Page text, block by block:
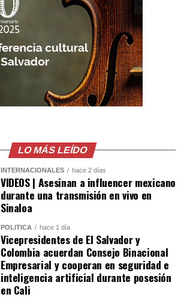
LO MÁS LEÍDO
INTERNACIONALES hace 2 días
VIDEOS | Asesinan a influencer mexicano
durante una transmisión en vivo en
Sinaloa
POLÍTICA hace 1 día
Vicepresidentes de El Salvador y
Colombia acuerdan Consejo Binacional
Empresarial y cooperan en seguridad e
inteligencia artificial durante posesión
en Cali